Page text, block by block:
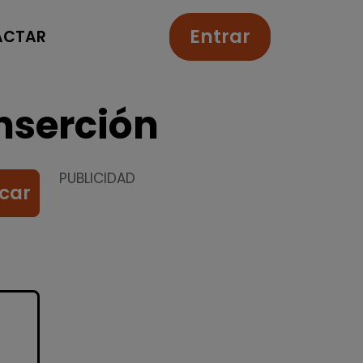
Entrar
PUBLICIDAD